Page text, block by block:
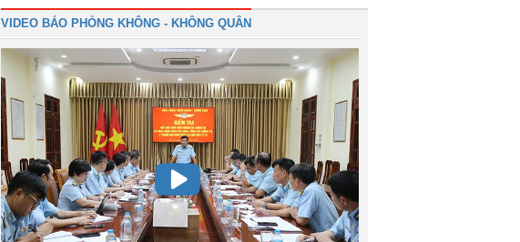
VIDEO BÁO PHÒNG KHÔNG - KHÔNG QUÂN